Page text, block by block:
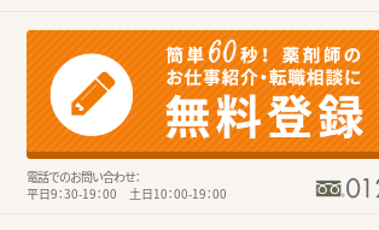
電話でのお問い合わせ：
平日9：30-19：00 土日10：00-19：00